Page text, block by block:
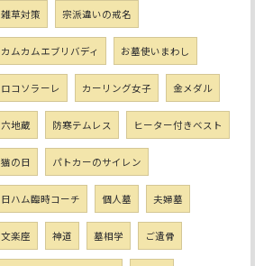
雑草対策 宗派違いの戒名
カムカムエブリバディ お墓使いまわし
ロコソラーレ カーリング女子 金メダル
六地蔵 防寒テムレス ヒーター付きベスト
猫の日 パトカーのサイレン
日ハム臨時コーチ 個人墓 夫婦墓
文楽座 神道 墓相学 ご遺骨